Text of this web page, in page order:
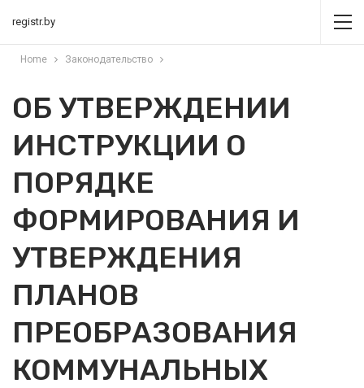
registr.by
Home Законодательство
ОБ УТВЕРЖДЕНИИ
ИНСТРУКЦИИ О
ПОРЯДКЕ
ФОРМИРОВАНИЯ И
УТВЕРЖДЕНИЯ
ПЛАНОВ
ПРЕОБРАЗОВАНИЯ
КОММУНАЛЬНЫХ